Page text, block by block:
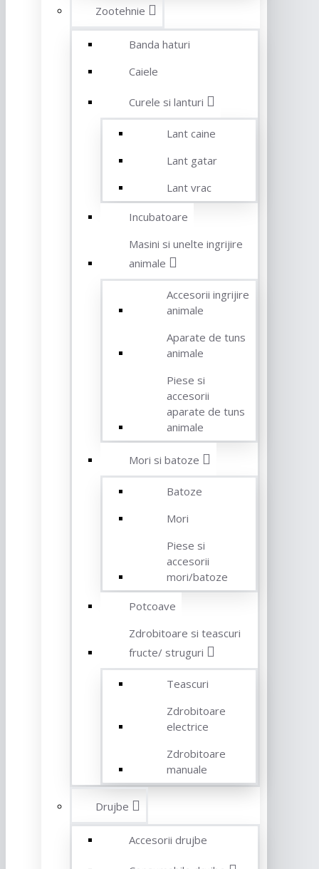
Zootehnie
Banda haturi
Caiele
Curele si lanturi
Lant caine
Lant gatar
Lant vrac
Incubatoare
Masini si unelte ingrijire
animale
Accesorii ingrijire
animale
Aparate de tuns
animale
Piese si
accesorii
aparate de tuns
animale
Mori si batoze
Batoze
Mori
Piese si
accesorii
mori/batoze
Potcoave
Zdrobitoare si teascuri
fructe/ struguri
Teascuri
Zdrobitoare
electrice
Zdrobitoare
manuale
Drujbe
Accesorii drujbe